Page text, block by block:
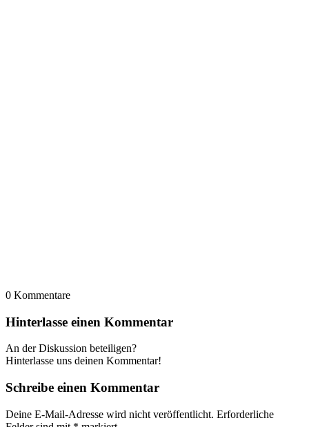
0 Kommentare
Hinterlasse einen Kommentar
An der Diskussion beteiligen?
Hinterlasse uns deinen Kommentar!
Schreibe einen Kommentar
Deine E-Mail-Adresse wird nicht veröffentlicht. Erforderliche